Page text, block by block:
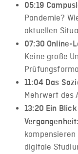
05:19​
Pandemie?
aktuellen
07:30​ Online-
Keine große
11:04​ Das
Mehrwert des
13:20​ Ein
Vergangenheit:
digitale